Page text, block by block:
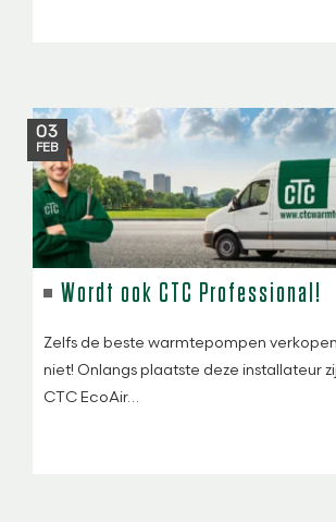
03
FEB
Wordt ook CTC Professional!
Zelfs de beste warmtepompen
niet! Onlangs plaatste deze installateur
CTC EcoAir…